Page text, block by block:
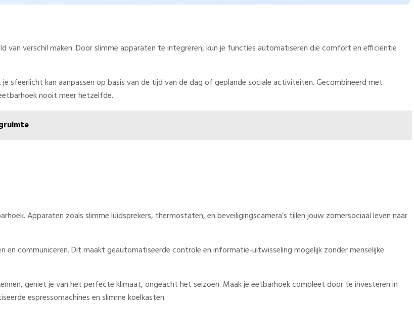
van verschil maken. Door slimme apparaten te integreren, kun je functies automatiseren die comfort en efficiëntie
sfeerlicht kan aanpassen op basis van de tijd van de dag of geplande sociale activiteiten. Gecombineerd met
nooit meer hetzelfde.
Apparaten zoals slimme luidsprekers, thermostaten, en beveiligingscamera’s tillen jouw zomersociaal leven naar
en communiceren. Dit maakt geautomatiseerde controle en informatie-uitwisseling mogelijk zonder menselijke
geniet je van het perfecte klimaat, ongeacht het seizoen. Maak je eetbarhoek compleet door te investeren in
espressomachines en slimme koelkasten.